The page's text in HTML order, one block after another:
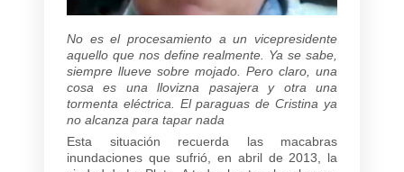
No es el procesamiento a un vicepresidente
aquello que nos define realmente. Ya se sabe,
siempre llueve sobre mojado. Pero claro, una
cosa es una llovizna pasajera y otra una
tormenta eléctrica. El paraguas de Cristina ya
no alcanza para tapar nada
Esta situación recuerda las macabras
inundaciones que sufrió, en abril de 2013, la